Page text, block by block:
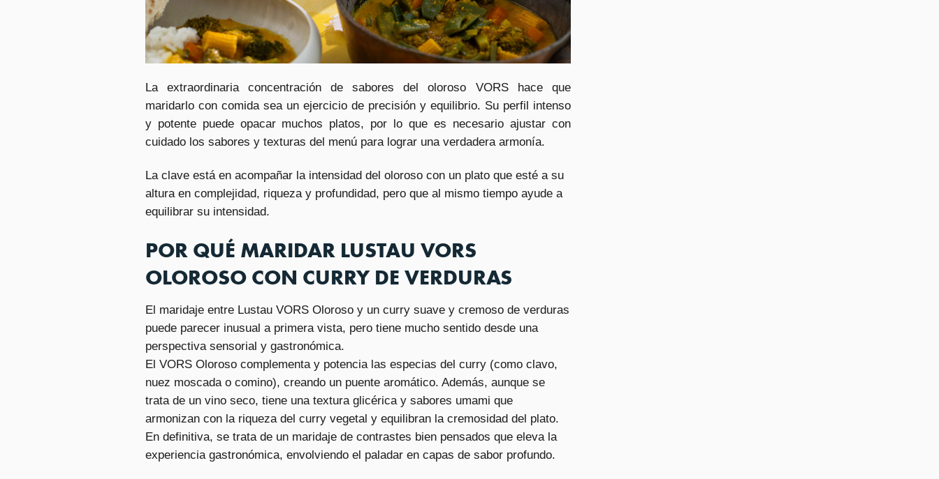
La extraordinaria concentración de sabores del oloroso VORS hace que
maridarlo con comida sea un ejercicio de precisión y equilibrio. Su perfil intenso
y potente puede opacar muchos platos, por lo que es necesario ajustar con
cuidado los sabores y texturas del menú para lograr una verdadera armonía.
La clave está en acompañar la intensidad del oloroso con un plato que esté a su
altura en complejidad, riqueza y profundidad, pero que al mismo tiempo ayude a
equilibrar su intensidad.
POR QUÉ MARIDAR LUSTAU VORS
OLOROSO CON CURRY DE VERDURAS
El maridaje entre Lustau VORS Oloroso y un curry suave y cremoso de verduras
puede parecer inusual a primera vista, pero tiene mucho sentido desde una
perspectiva sensorial y gastronómica.
El VORS Oloroso complementa y potencia las especias del curry (como clavo,
nuez moscada o comino), creando un puente aromático. Además, aunque se
trata de un vino seco, tiene una textura glicérica y sabores umami que
armonizan con la riqueza del curry vegetal y equilibran la cremosidad del plato.
En definitiva, se trata de un maridaje de contrastes bien pensados que eleva la
experiencia gastronómica, envolviendo el paladar en capas de sabor profundo.